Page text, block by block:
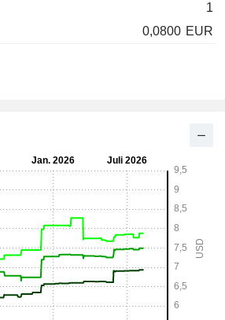
1
0,0800 EUR